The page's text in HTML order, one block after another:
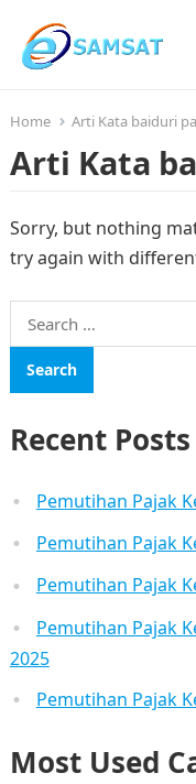
Home Arti Kata baiduri
Arti Kata
Sorry, but nothing
try again with
Search
for:
Recent Posts
Pemutihan Pajak
Pemutihan Pajak
Pemutihan Pajak
Pemutihan Pajak
2025
Pemutihan Pajak
Most Used